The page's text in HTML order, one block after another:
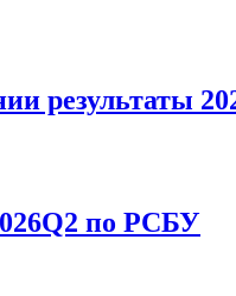
результаты
по РСБУ